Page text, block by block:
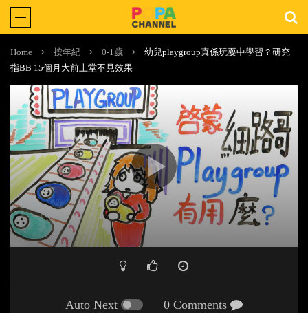
Home 按年紀 0-1歲
幼兒playgroup真係玩耍中學習？研究
指BB 15個月大前上堂不見效果
Auto Next 0 Comments